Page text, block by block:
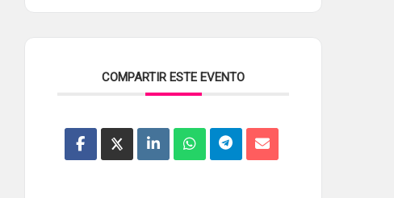
COMPARTIR ESTE EVENTO